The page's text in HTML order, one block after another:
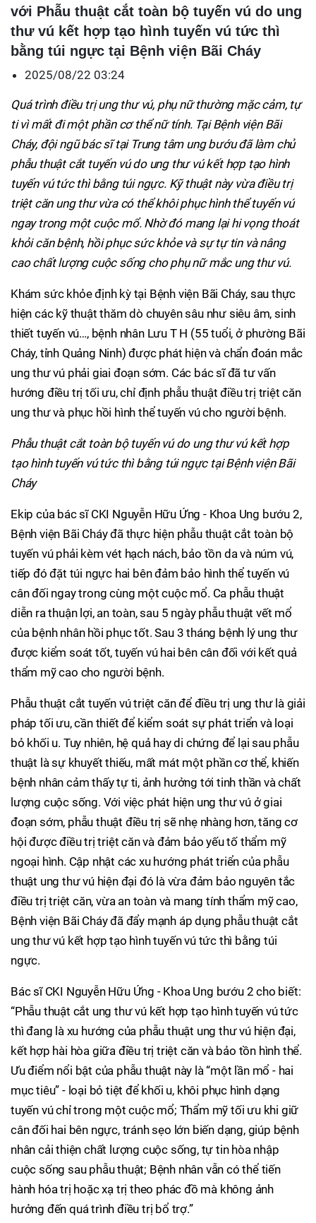
với Phẫu thuật cắt toàn bộ tuyến vú do ung
thư vú kết hợp tạo hình tuyến vú tức thì
bằng túi ngực tại Bệnh viện Bãi Cháy
2025/08/22 03:24
Quá trình điều trị ung thư vú, phụ nữ thường mặc cảm, tự
ti vì mất đi một phần cơ thể nữ tính. Tại Bệnh viện Bãi
Cháy, đội ngũ bác sĩ tại Trung tâm ung bướu đã làm chủ
phẫu thuật cắt tuyến vú do ung thư vú kết hợp tạo hình
tuyến vú tức thì bằng túi ngực. Kỹ thuật này vừa điều trị
triệt căn ung thư vừa có thể khôi phục hình thể tuyến vú
ngay trong một cuộc mổ. Nhờ đó mang lại hi vọng thoát
khỏi căn bệnh, hồi phục sức khỏe và sự tự tin và nâng
cao chất lượng cuộc sống cho phụ nữ mắc ung thư vú.
Khám sức khỏe định kỳ tại Bệnh viện Bãi Cháy, sau thực
hiện các kỹ thuật thăm dò chuyên sâu như siêu âm, sinh
thiết tuyến vú…, bệnh nhân Lưu T H (55 tuổi, ở phường Bãi
Cháy, tỉnh Quảng Ninh) được phát hiện và chẩn đoán mắc
ung thư vú phải giai đoạn sớm. Các bác sĩ đã tư vấn
hướng điều trị tối ưu, chỉ định phẫu thuật điều trị triệt căn
ung thư và phục hồi hình thể tuyến vú cho người bệnh.
Phẫu thuật cắt toàn bộ tuyến vú do ung thư vú kết hợp
tạo hình tuyến vú tức thì bằng túi ngực tại Bệnh viện Bãi
Cháy
Ekip của bác sĩ CKI Nguyễn Hữu Ứng - Khoa Ung bướu 2,
Bệnh viện Bãi Cháy đã thực hiện phẫu thuật cắt toàn bộ
tuyến vú phải kèm vét hạch nách, bảo tồn da và núm vú,
tiếp đó đặt túi ngực hai bên đảm bảo hình thể tuyến vú
cân đối ngay trong cùng một cuộc mổ. Ca phẫu thuật
diễn ra thuận lợi, an toàn, sau 5 ngày phẫu thuật vết mổ
của bệnh nhân hồi phục tốt. Sau 3 tháng bệnh lý ung thư
được kiểm soát tốt, tuyến vú hai bên cân đối với kết quả
thẩm mỹ cao cho người bệnh.
Phẫu thuật cắt tuyến vú triệt căn để điều trị ung thư là giải
pháp tối ưu, cần thiết để kiểm soát sự phát triển và loại
bỏ khối u. Tuy nhiên, hệ quả hay di chứng để lại sau phẫu
thuật là sự khuyết thiếu, mất mát một phần cơ thể, khiến
bệnh nhân cảm thấy tự ti, ảnh hưởng tới tinh thần và chất
lượng cuộc sống. Với việc phát hiện ung thư vú ở giai
đoạn sớm, phẫu thuật điều trị sẽ nhẹ nhàng hơn, tăng cơ
hội được điều trị triệt căn và đảm bảo yếu tố thẩm mỹ
ngoại hình. Cập nhật các xu hướng phát triển của phẫu
thuật ung thư vú hiện đại đó là vừa đảm bảo nguyên tắc
điều trị triệt căn, vừa an toàn và mang tính thẩm mỹ cao,
Bệnh viện Bãi Cháy đã đẩy mạnh áp dụng phẫu thuật cắt
ung thư vú kết hợp tạo hình tuyến vú tức thì bằng túi
ngực.
Bác sĩ CKI Nguyễn Hữu Ứng - Khoa Ung bướu 2 cho biết:
“Phẫu thuật cắt ung thư vú kết hợp tạo hình tuyến vú tức
thì đang là xu hướng của phẫu thuật ung thư vú hiện đại,
kết hợp hài hòa giữa điều trị triệt căn và bảo tồn hình thể.
Ưu điểm nổi bật của phẫu thuật này là “một lần mổ - hai
mục tiêu” - loại bỏ tiệt để khối u, khôi phục hình dạng
tuyến vú chỉ trong một cuộc mổ; Thẩm mỹ tối ưu khi giữ
cân đối hai bên ngực, tránh sẹo lớn biến dạng, giúp bệnh
nhân cải thiện chất lượng cuộc sống, tự tin hòa nhập
cuộc sống sau phẫu thuật; Bệnh nhân vẫn có thể tiến
hành hóa trị hoặc xạ trị theo phác đồ mà không ảnh
hưởng đến quá trình điều trị bổ trợ.”